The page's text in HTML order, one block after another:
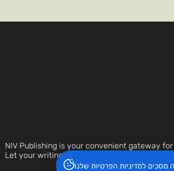
NIV Publishing is your convenient gateway
Let your writings be discovered by the world
מסכים למדיניות הפרטיות